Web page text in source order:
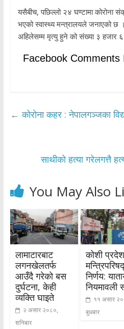
यसैबीच, पछिल्लो २४ घण्टामा कोरोना
भएको स्वास्थ्य मन्त्रालयले जनाएको
अहिलेसम्म मृत्यु हुने को संख्या ३ हजार
Facebook Comments
← कोरोना कहर : नेपालगञ्जका
साथीको हत्या गरेलगत्तै
You May Also
लामाटारबाट
लगनखेलतर्फ
आउँदै गरेको बस
दुर्घटना, केही
व्यक्ति घाइते
२ असार २०८०,
शनिबार
कोशी प्रदेश
निर्णय:
नियमावली
११ असार
बुधबार